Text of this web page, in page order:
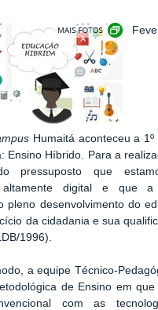
Show
Humaitá aconteceu a
Ensino Híbrido. Para a
pressuposto que
altamente digital e que
pleno desenvolvimento do
da cidadania e sua
1996).
a equipe Técnico-
de Ensino em
com as